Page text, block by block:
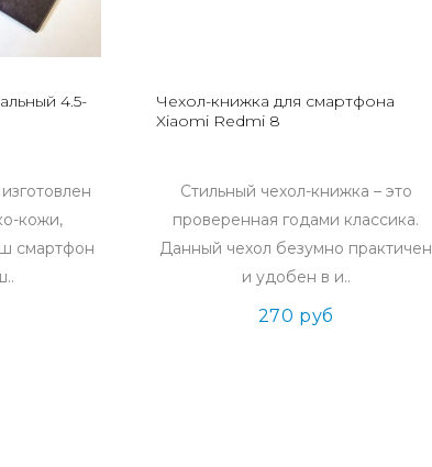
4.5-
кожи,
смартфон
Чехол-книжка для смартфона
Xiaomi Redmi 8
Стильный чехол-книжка – это
проверенная годами классика.
Данный чехол безумно практичен
и удобен в и..
270 руб